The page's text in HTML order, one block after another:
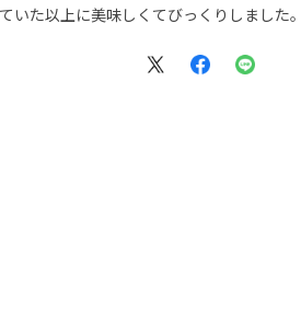
た以上に美味しくてびっくりしました。